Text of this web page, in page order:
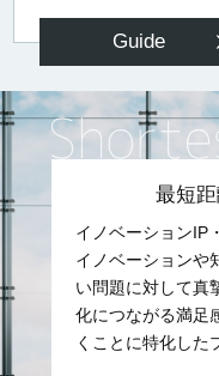
Guide
最短
イノベーションIP
イノベーションや
い問題に対して真
化につながる満足
くことに特化した